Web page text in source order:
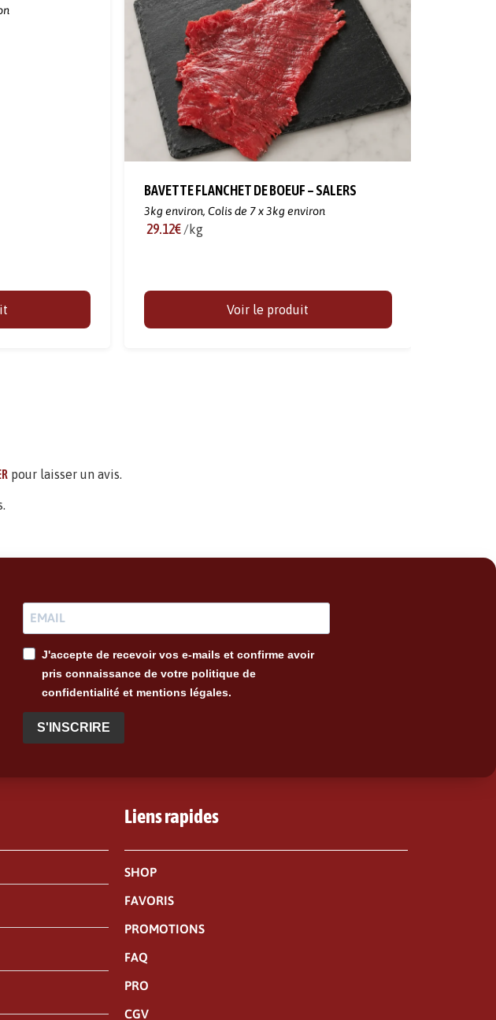
BAVETTE FLANCHET DE BOEUF – SALERS
3kg environ, Colis de 7 x 3kg environ
29.12€ /kg
Voir le produit
pour laisser un avis.
J'accepte de recevoir vos e-mails et confirme avoir
pris connaissance de votre politique de
confidentialité et mentions légales.
S'INSCRIRE
Liens rapides
SHOP
FAVORIS
PROMOTIONS
FAQ
PRO
CGV